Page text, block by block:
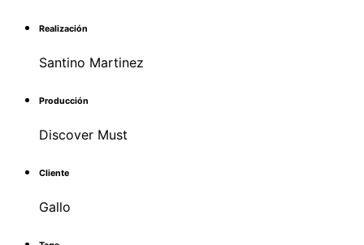
Realización
Santino Martinez
Producción
Discover Must
Cliente
Gallo